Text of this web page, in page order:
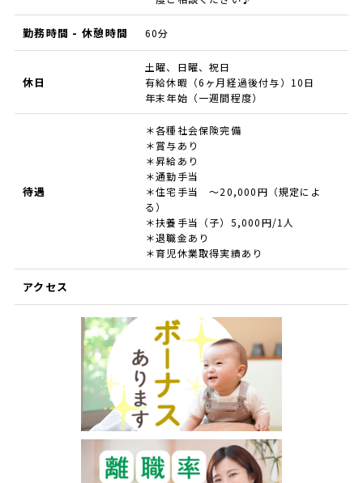
勤務時間 - 休憩時間 60分
休日
土曜、日曜、祝日
有給休暇（6ヶ月経過後付与）10日
年末年始（一週間程度）
待遇
＊各種社会保険完備
＊賞与あり
＊昇給あり
＊通勤手当
＊住宅手当 ～20,000円（規定によ
る）
＊扶養手当（子）5,000円/1人
＊退職金あり
＊育児休業取得実績あり
アクセス